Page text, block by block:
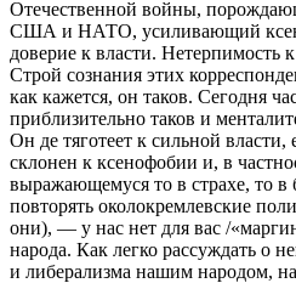
Отечественной войны,
США и НАТО, усиливающий
доверие к власти. Нетерпимость
Строй сознания этих
как кажется, он таков. Сегодня
приблизительно таков и
Он де тяготеет к сильной
склонен к ксенофобии и, в
выражающемуся то в страхе, то в
повторять околокремлевские
они), — у нас нет для вас /
народа. Как легко рассуждать о
и либерализма нашим народом,